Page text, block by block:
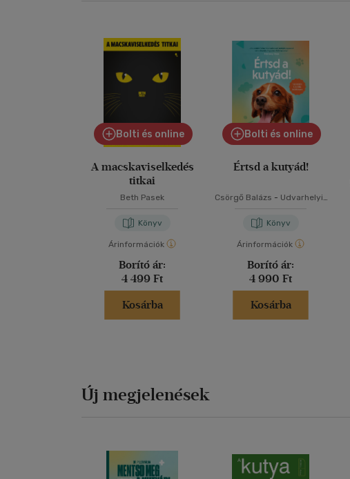
Bolti és online
A macskaviselkedés
titkai
Beth Pasek
Könyv
Árinformációk
Borító ár:
4 499 Ft
Kosárba
Bolti és online
Értsd a kutyád!
Csörgő Balázs - Udvarhelyi-
Könyv
Árinformációk
Borító ár:
4 990 Ft
Kosárba
Új megjelenések